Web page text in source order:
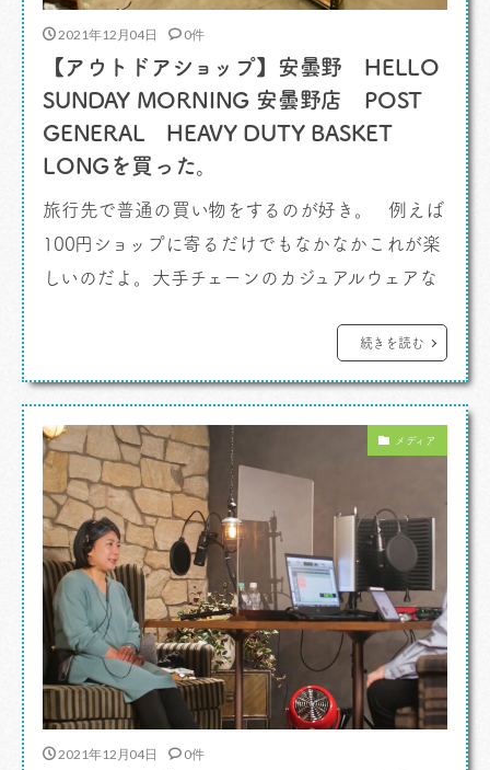
2021年12月04日 0件
【アウトドアショップ】安曇野 HELLO
SUNDAY MORNING 安曇野店 POST
GENERAL HEAVY DUTY BASKET
LONGを買った。
旅行先で普通の買い物をするのが好き。 例えば
100円ショップに寄るだけでもなかなかこれが楽
しいのだよ。大手チェーンのカジュアルウェアな
筋が違うため自分の地域の同じ店で売り切れた
ものがまだ残っていたり、サイズ、カラーを選べ
商社にいましたが名古屋出張ではよく服や靴を買
って帰りました。東京と売れ筋が違 […]
続きを読む
メディア
2021年12月04日 0件